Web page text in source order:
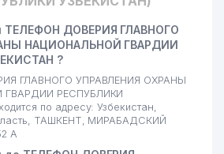
ТЕЛЕФОН ДОВЕРИЯ ГЛАВНОГО
НАЦИОНАЛЬНОЙ ГВАРДИИ
?
ГЛАВНОГО УПРАВЛЕНИЯ ОХРАНЫ
РЕСПУБЛИКИ
по адресу: Узбекистан,
ТАШКЕНТ, МИРАБАДСКИЙ
А